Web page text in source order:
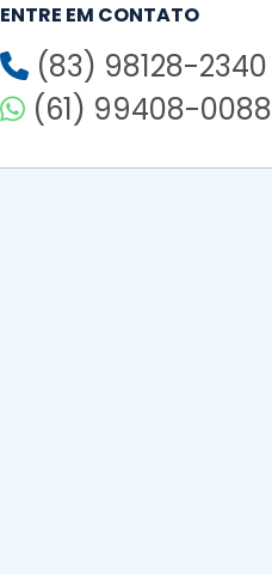
ENTRE EM CONTATO
(83) 98128-2340
(61) 99408-0088